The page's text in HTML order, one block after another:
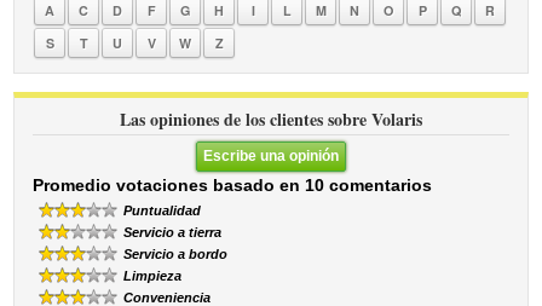
A C D F G H I L M N O P Q
R
S
T U V W Z
Las opiniones de los clientes sobre Volaris
Escribe una opinión
Promedio votaciones basado en 10 comentarios
Puntualidad
Servicio a tierra
Servicio a bordo
Limpieza
Conveniencia